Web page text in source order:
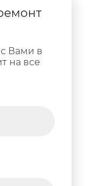
Вами в
на все